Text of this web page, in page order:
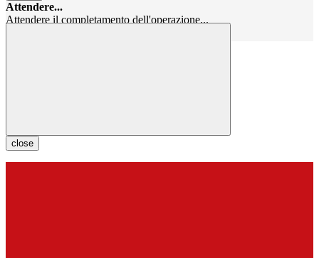
Attendere...
Attendere il completamento dell'operazione...
close